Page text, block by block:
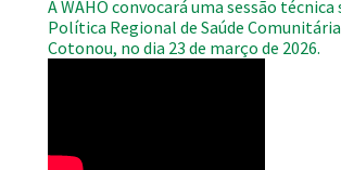
A WAHO convocará uma sessão técnica
Política Regional de Saúde
Cotonou, no dia 23 de março de 2026.